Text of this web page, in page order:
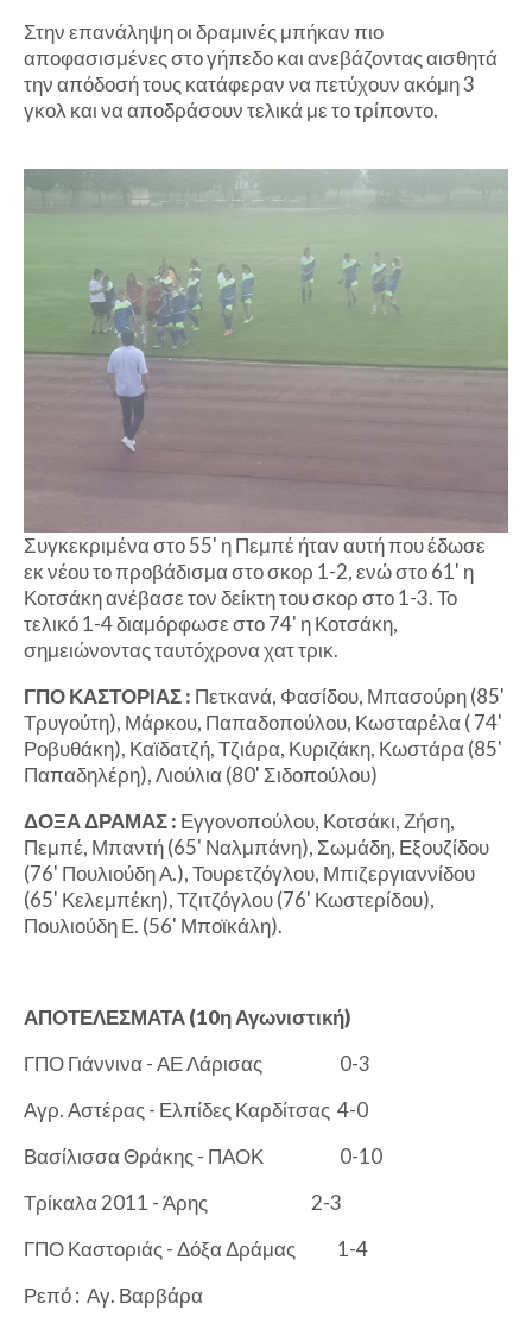
Στην επανάληψη οι δραμινές μπήκαν πιο
αποφασισμένες στο γήπεδο και ανεβάζοντας αισθητά
την απόδοσή τους κατάφεραν να πετύχουν ακόμη 3
γκολ και να αποδράσουν τελικά με το τρίποντο.
Συγκεκριμένα στο 55' η Πεμπέ ήταν αυτή που έδωσε
εκ νέου το προβάδισμα στο σκορ 1-2, ενώ στο 61' η
Κοτσάκη ανέβασε τον δείκτη του σκορ στο 1-3. Το
τελικό 1-4 διαμόρφωσε στο 74' η Κοτσάκη,
σημειώνοντας ταυτόχρονα χατ τρικ.
ΓΠΟ ΚΑΣΤΟΡΙΑΣ : Πετκανά, Φασίδου, Μπασούρη (85'
Τρυγούτη), Μάρκου, Παπαδοπούλου, Κωσταρέλα ( 74'
Ροβυθάκη), Καϊδατζή, Τζιάρα, Κυριζάκη, Κωστάρα (85'
Παπαδηλέρη), Λιούλια (80' Σιδοπούλου)
ΔΟΞΑ ΔΡΑΜΑΣ : Εγγονοπούλου, Κοτσάκι, Ζήση,
Πεμπέ, Μπαντή (65' Ναλμπάνη), Σωμάδη, Εξουζίδου
(76' Πουλιούδη Α.), Τουρετζόγλου, Μπιζεργιαννίδου
(65' Κελεμπέκη), Τζιτζόγλου (76' Κωστερίδου),
Πουλιούδη Ε. (56' Μποϊκάλη).
ΑΠΟΤΕΛΕΣΜΑΤΑ (10η Αγωνιστική)
ΓΠΟ Γιάννινα - ΑΕ Λάρισας
0-3
Αγρ. Αστέρας - Ελπίδες Καρδίτσας 4-0
Βασίλισσα Θράκης - ΠΑΟΚ
0-10
Τρίκαλα 2011 - Άρης
2-3
ΓΠΟ Καστοριάς - Δόξα Δράμας
1-4
Ρεπό : Αγ. Βαρβάρα